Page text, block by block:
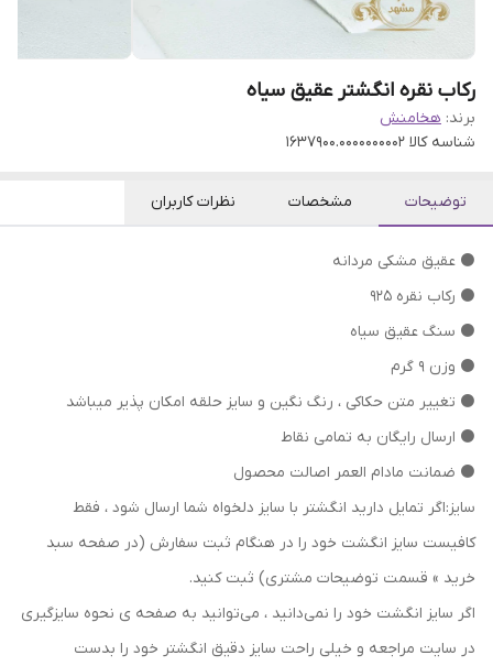
رکاب نقره انگشتر عقیق سیاه
برند: هخامنش
شناسه کالا 1637900.0000000002
توضیحات مشخصات نظرات کاربران
⚫ عقیق مشکی مردانه
⚫ رکاب نقره 925
⚫ سنگ عقیق سیاه
⚫ وزن ۹ گرم
⁦⁩⚫ تغییر متن حکاکی ، رنگ نگین و سایز حلقه امکان پذیر میباشد
⚫ ارسال رایگان به تمامی نقاط
⚫ ضمانت مادام العمر اصالت محصول
سایز:اگر تمایل دارید انگشتر با سایز دلخواه شما ارسال شود ، فقط
کافیست سایز انگشت خود را در هنگام ثبت سفارش (در صفحه سبد
خرید » قسمت توضیحات مشتری) ثبت کنید.
اگر سایز انگشت خود را نمی‌دانید ، می‌توانید به صفحه ی نحوه سایزگیری
در سایت مراجعه و خیلی راحت سایز دقیق انگشتر خود را بدست